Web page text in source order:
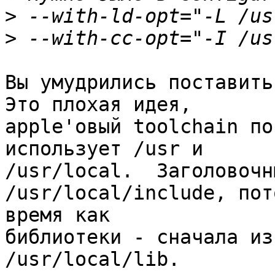
>
>
Вы умудрились
Это плохая идея,
apple'овый toolchain по
использует /usr и
/usr/local.
/usr/local/include,
время как
библиотеки - сначала
/usr/local/lib.